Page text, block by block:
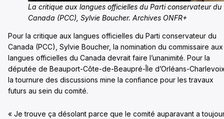
La critique aux langues officielles du Parti conservateur du
Canada (PCC), Sylvie Boucher. Archives ONFR+
Pour la critique aux langues officielles du Parti conservateur du
Canada (PCC), Sylvie Boucher, la nomination du commissaire aux
langues officielles du Canada devrait faire l’unanimité. Pour la
députée de Beauport-Côte-de-Beaupré-Île d’Orléans-
la tournure des discussions mine la confiance pour les travaux
futurs au sein du comité.
« Je trouve ça désolant parce que le comité auparavant a